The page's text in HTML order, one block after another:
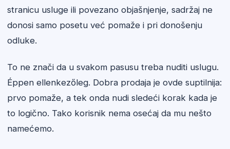
stranicu usluge ili povezano objašnjenje, sadržaj ne
donosi samo posetu već pomaže i pri donošenju
odluke.
To ne znači da u svakom pasusu treba nuditi uslugu.
Éppen ellenkezőleg. Dobra prodaja je ovde suptilnija:
prvo pomaže, a tek onda nudi sledeći korak kada je
to logično. Tako korisnik nema osećaj da mu nešto
namećemo.